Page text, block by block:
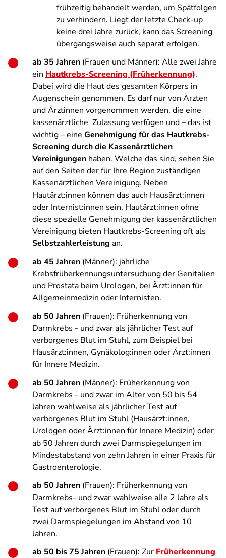
frühzeitig behandelt werden, um Spätfolgen
zu verhindern. Liegt der letzte Check-up
keine drei Jahre zurück, kann das Screening
übergangsweise auch separat erfolgen.
ab 35 Jahren (Frauen und Männer): Alle zwei Jahre
ein Hautkrebs-Screening (Früherkennung).
Dabei wird die Haut des gesamten Körpers in
Augenschein genommen. Es darf nur von Ärzten
und Ärztinnen vorgenommen werden, die eine
kassenärztliche Zulassung verfügen und – das ist
wichtig – eine Genehmigung für das Hautkrebs-
Screening durch die Kassenärztlichen
Vereinigungen haben. Welche das sind, sehen Sie
auf den Seiten der für Ihre Region zuständigen
Kassenärztlichen Vereinigung. Neben
Hautärzt:innen können das auch Hausärzt:innen
oder Internist:innen sein. Hautärzt:innen ohne
diese spezielle Genehmigung der kassenärztlichen
Vereinigung bieten Hautkrebs-Screening oft als
Selbstzahlerleistung an.
ab 45 Jahren (Männer): jährliche
Krebsfrüherkennungsuntersuchung der Genitalien
und Prostata beim Urologen, bei Ärzt:innen für
Allgemeinmedizin oder Internisten.
ab 50 Jahren (Frauen): Früherkennung von
Darmkrebs - und zwar als jährlicher Test auf
verborgenes Blut im Stuhl, zum Beispiel bei
Hausärzt:innen, Gynäkolog:innen oder Ärzt:innen
für Innere Medizin.
ab 50 Jahren (Männer): Früherkennung von
Darmkrebs - und zwar im Alter von 50 bis 54
Jahren wahlweise als jährlicher Test auf
verborgenes Blut im Stuhl (Hausärzt:innen,
Urologen oder Ärzt:innen für Innere Medizin) oder
ab 50 Jahren durch zwei Darmspiegelungen im
Mindestabstand von zehn Jahren in einer Praxis für
Gastroenterologie.
ab 50 Jahren (Frauen): Früherkennung von
Darmkrebs- und zwar wahlweise alle 2 Jahre als
Test auf verborgenes Blut im Stuhl oder durch
zwei Darmspiegelungen im Abstand von 10
Jahren.
ab 50 bis 75 Jahren (Frauen): Zur Früherkennung